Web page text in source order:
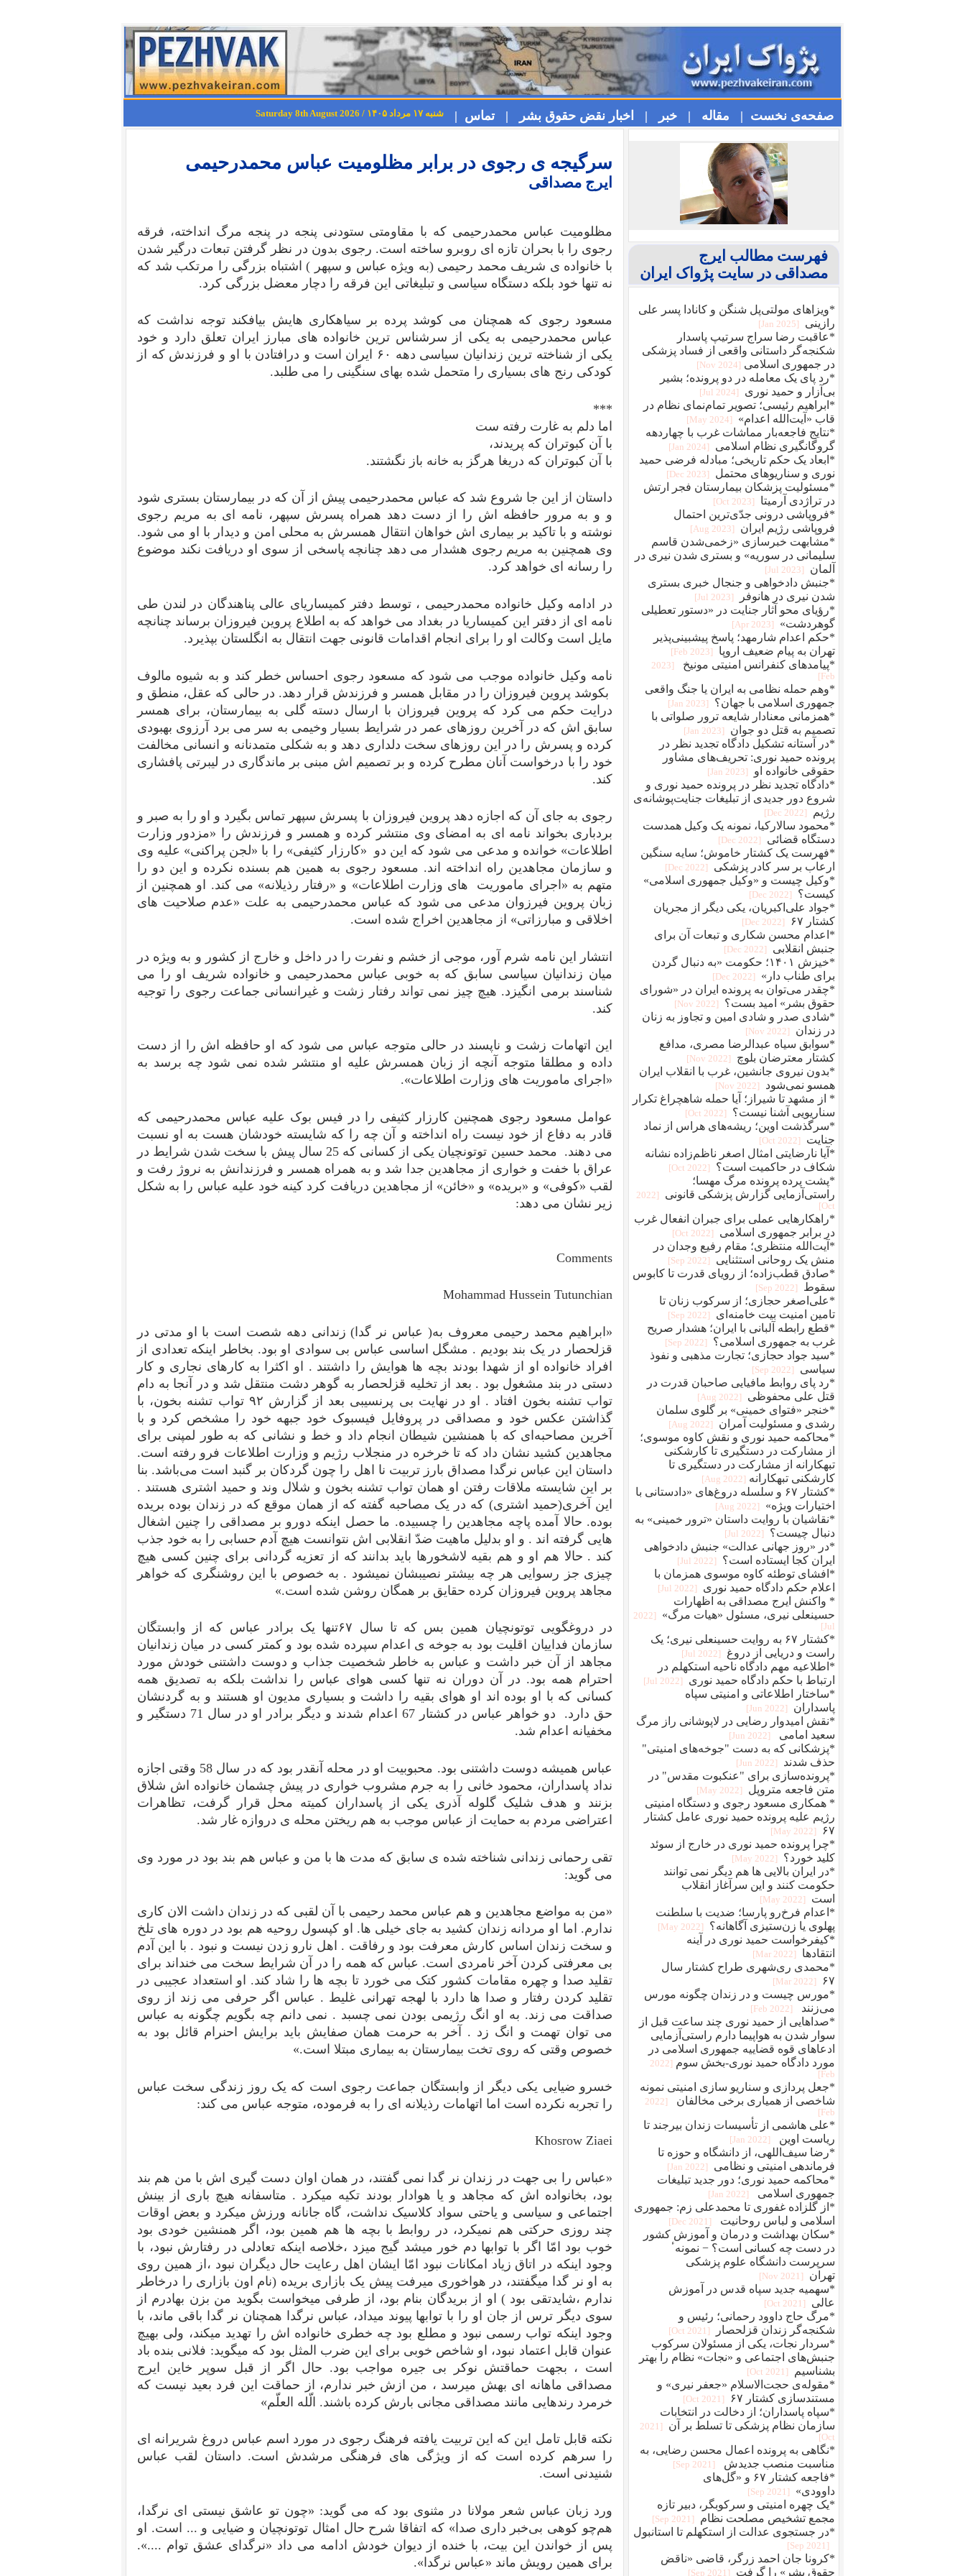
صفحه‌ی نخست | مقاله | خبر | اخبار نقض حقوق بشر | تماس | شنبه ۱۷ مرداد ۱۴۰۵ / Saturday 8th August 2026
سرگیجه ی رجوی در برابر مظلومیت عباس محمدرحیمی
ایرج مصداقی
مظلومیت عباس محمدرحیمی که با مقاومتی ستودنی پنجه در پنجه مرگ انداخته، فرقه
رجوی را با بحران تازه ای روبرو ساخته است. رجوی بدون در نظر گرفتن تبعات درگیر شدن
با خانواده ی شریف محمد رحیمی (به ویژه عباس و سپهر ) اشتباه بزرگی را مرتکب شد که
نه تنها خود بلکه دستگاه سیاسی و تبلیغاتی این فرقه را دچار معضل بزرگی کرد.
مسعود رجوی که همچنان می کوشد پرده بر سیاهکاری هایش بیافکند توجه نداشت که
عباس محمدرحیمی به یکی از سرشناس ترین خانواده های مبارز ایران تعلق دارد و خود
یکی از شناخته ترین زندانیان سیاسی دهه ۶۰ ایران است و درافتادن با او و فرزندش که از
کودکی رنج های بسیاری را متحمل شده بهای سنگینی را می طلبد.
***
اما دلم به غارت رفته ست
با آن کبوتران که پریدند،
با آن کبوتران که دریغا هرگز به خانه باز نگشتند.
داستان از این جا شروع شد که عباس محمدرحیمی پیش از آن که در بیمارستان بستری شود
و و به مرور حافظه اش را از دست دهد همراه پسرش سپهر، نامه ای به مریم رجوی
نوشته و با تاکید بر بیماری اش خواهان انتقال همسرش به محلی امن و دیدار با او می شود.
وی همچنین به مریم رجوی هشدار می دهد چنانچه پاسخی از سوی او دریافت نکند موضوع
را رسانه ای خواهد کرد.
در ادامه وکیل خانواده محمدرحیمی ، توسط دفتر کمیساریای عالی پناهندگان در لندن طی
نامه ای از دفتر این کمیساریا در بغداد می خواهد که به اطلاع پروین فیروزان برساند چنانچه
مایل است وکالت او را برای انجام اقدامات قانونی جهت انتقال به انگلستان بپذیرد.
نامه وکیل خانواده موجب می شود که مسعود رجوی احساس خطر کند و به شیوه مالوف
بکوشد پروین فیروزان را در مقابل همسر و فرزندش قرار دهد. در حالی که عقل، منطق و
درایت حکم می کرد که پروین فیروزان با ارسال دسته گلی به بیمارستان، برای همسر
سابق اش که در آخرین روزهای عمر در شرایط بسیار وخیمی به سر می برد آرزوی بهبودی
کرده و پسرش را در این روزهای سخت دلداری دهد و به شکلی متمدنانه و انسانی مخالفت
خود را با درخواست آنان مطرح کرده و بر تصمیم اش مبنی بر ماندگاری در لیبرتی پافشاری
کند.
رجوی به جای آن که اجازه دهد پروین فیروزان با پسرش سپهر تماس بگیرد و او را به صبر و
بردباری بخواند نامه ای به امضای وی منتشر کرده و همسر و فرزندش را «مزدور وزارت
اطلاعات» خوانده و مدعی می شود که این دو «کارزار کثیفی» را با «لجن پراکنی» علیه وی
و سازمان مجاهدین راه انداخته اند. مسعود رجوی به همین هم بسنده نکرده و این دو را
متهم به «اجرای ماموریت های وزارت اطلاعات» و «رفتار رذیلانه» می کند. او همچنین از
زبان پروین فیرزوان مدعی می شود که عباس محمدرحیمی به علت «عدم صلاحیت های
اخلاقی و مبارزاتی» از مجاهدین اخراج شده است.
انتشار این نامه شرم آور، موجی از خشم و نفرت را در داخل و خارج از کشور و به ویژه در
میان زندانیان سیاسی سابق که به خوبی عباس محمدرحیمی و خانواده شریف او را می
شناسند برمی انگیزد. هیچ چیز نمی تواند رفتار زشت و غیرانسانی جماعت رجوی را توجیه
کند.
این اتهامات زشت و ناپسند در حالی متوجه عباس می شود که او حافظه اش را از دست
داده و مطلقا متوجه آنچه از زبان همسرش علیه او منتشر شده نمی شود چه برسد به
«اجرای ماموریت های وزارت اطلاعات».
عوامل مسعود رجوی همچنین کارزار کثیفی را در فیس بوک علیه عباس محمدرحیمی که
قادر به دفاع از خود نیست راه انداخته و آن چه را که شایسته خودشان هست به او نسبت
می دهند. محمد حسین توتونچیان یکی از کسانی که 25 سال پیش با سخت شدن شرایط در
عراق با خفت و خواری از مجاهدین جدا شد و به همراه همسر و فرزندانش به نروژ رفت و
لقب «کوفی» و «بریده» و «خائن» از مجاهدین دریافت کرد کینه خود علیه عباس را به شکل
زیر نشان می دهد:
Comments
Mohammad Hussein Tutunchian
«ابراهیم محمد رحیمی معروف به( عباس نر گدا) زندانی دهه شصت است با او مدتی‌ در
قزلحصار در یک بند بودیم . مشگل اساسی‌ عباس بی‌ سوادی او بود. بخاطر اینکه تعدادی از
افراد خانواده او از شهدا بودند بچه ها هوایش را داشتند . او اکثرا به کارهای نجاری و کار
دستی‌ در بند مشغول بود . بعد از تخلیه قزلحصار به گوهر دشت منتقل شد و در آنجا به دام
تواب تشنه بخون افتاد . او در نهایت بی‌ پرنسیبی بعد از گزارش ۹۲ تواب تشنه‌ بخون، با
گذاشتن عکس خود و مصداقی در پروفایل فیسبوک خود جبهه خود را مشخص کرد و با
آخرین مصاحبه‌ای که با همنشین شیطا‌ن انجام داد و خط و نشانی که به طور لمپنی برای
مجاهدین کشید نشان داد که تا خرخره در منجلاب رژیم و وزارت اطلاعات فرو رفته است.
داستان این عباس نرگدا مصداق بارز تربیت نا اهل را چون گردکان بر گنبد است می‌باشد. بنا
بر این شایسته ملاقات رفتن او همان تواب تشنه بخون و شلال وند و حمید اشتری هستند .
این آخری(حمید اشتری) که در یک مصاحبه گفته که از همان موقع که در زندان بوده بریده
بوده. حالا آمده پاچه مجاهدین را چسبیده. ما حصل اینکه دورو بر مصداقی را چنین اشغال
هایی‌ گرفته اند . و او بدلیل ماهیت ضدّ انقلابی اش نتوانست هیچ آدم حسابی‌ را به خود جذب
کند . حالا هم او و هم بقیه لاشخورها باید بدانند که از تعزیه گردانی برای چنین کسی‌ هیچ
چیزی جز رسوایی هر چه بیشتر نصیبشان نمیشود . به خصوص با این روشنگری که خواهر
مجاهد پروین فیروزان کرده حقایق بر همگان روشن شده است.»
در دروغگویی توتونچیان همین بس که تا سال ۶۷تنها یک برادر عباس که از وابستگان
سازمان فداییان اقلیت بود به جوخه ی اعدام سپرده شده بود و کمتر کسی در میان زندانیان
مجاهد از آن خبر داشت و عباس به خاطر شخصیت جذاب و دوست داشتنی خودش مورد
احترام همه بود. در آن دوران نه تنها کسی هوای عباس را نداشت بلکه به تصدیق همه
کسانی که با او بوده اند او هوای بقیه را داشت و بسیاری مدیون او هستند و به گردنشان
حق دارد. دو خواهر عباس در کشتار 67 اعدام شدند و دیگر برادر او در سال 71 دستگیر و
مخفیانه اعدام شد.
عباس همیشه دوست داشتنی بود. محبوبیت او در محله آنقدر بود که در سال 58 وقتی اجازه
نداد پاسداران، محمود خانی را به جرم مشروب خواری در پیش چشمان خانواده اش شلاق
بزنند و هدف شلیک گلوله آذری یکی از پاسداران کمیته محل قرار گرفت، تظاهرات
اعتراضی مردم به حمایت از عباس موجب به هم ریختن محله ی دروازه غار شد.
تقی رحمانی زندانی شناخته شده ی سابق که مدت ها با من و عباس هم بند بود در مورد وی
می گوید:
«ﻣﻦ ﺑﻪ ﻣﻮﺍﺿﻊ ﻣﺠﺎﻫﺪﯾﻦ ﻭ ﻫﻢ ﻋﺒﺎﺱ ﻣﺤﻤﺪ ﺭﺣﯿﻤﯽ ﺑﺎ ﺁﻥ ﻟﻘﺒﯽ ﮐﻪ ﺩﺭ ﺯﻧﺪﺍﻥ ﺩﺍﺷﺖ ﺍﻻ‌ﻥ ﮐﺎﺭﯼ
ﻧﺪﺍﺭﻡ. ﺍﻣﺎ ﺍﻭ ﻣﺮﺩﺍﻧﻪ ﺯﻧﺪﺍﻥ ﮐﺸﯿﺪ ﺑﻪ ﺟﺎﯼ ﺧﯿﻠﯽ ﻫﺎ. ﺍﻭ ﮐﭙﺴﻮﻝ ﺭﻭﺣﯿﻪ ﻫﻢ ﺑﻮﺩ ﺩﺭ ﺩﻭﺭﻩ ﻫﺎﯼ ﺗﻠﺦ
ﻭ ﺳﺨﺖ ﺯﻧﺪﺍﻥ ﺍﺳﺎﺱ ﮐﺎﺭﺵ ﻣﻌﺮﻓﺖ ﺑﻮﺩ ﻭ ﺭﻓﺎﻗﺖ . ﺍﻫﻞ ﻧﺎﺭﻭ ﺯﺩﻥ ﻧﯿﺴﺖ ﻭ ﻧﺒﻮﺩ . ﺑﺎ ﺍﯾﻦ ﺁﺩﻡ
ﺑﯽ ﻣﻌﺮﻓﺘﯽ ﮐﺮﺩﻥ ﺁﺧﺮ ﻧﺎﻣﺮﺩﯼ ﺍﺳﺖ. ﻋﺒﺎﺱ ﮐﻪ ﻫﻤﻪ ﺭﺍ ﺩﺭ ﺁﻥ ﺷﺮﺍﯾﻂ ﺳﺨﺖ ﻣﯽ ﺧﻨﺪﺍند ﺑﺮﺍﯼ
ﺗﻘﻠﯿﺪ ﺻﺪﺍ ﻭ ﭼﻬﺮﻩ ﻣﻘﺎﻣﺎﺕ ﮐﺸﻮﺭ ﮐﺘﮏ ﻣﯽ ﺧﻮﺭﺩ ﺗﺎ ﺑﭽﻪ ﻫﺎ ﺭﺍ ﺷﺎﺩ ﮐﻨﺪ. ﺍﻭ ﺍﺳﺘﻌﺪﺍﺩ ﻋﺠﯿﺒﯽ ﺩﺭ
ﺗﻘﻠﯿﺪ ﮐﺮﺩﻥ ﺭﻓﺘﺎﺭ ﻭ ﺻﺪﺍ ﻫﺎ ﺩﺍﺭﺩ ﺑﺎ ﻟﻬﺠﻪ ﺗﻬﺮﺍﻧﯽ ﻏﻠﯿﻂ . ﻋﺒﺎﺱ ﺍﮔﺮ ﺣﺮﻓﯽ ﻣﯽ ﺯﻧﺪ ﺍﺯ ﺭﻭﯼ
ﺻﺪﺍﻗﺖ ﻣﯽ ﺯﻧﺪ. ﺑﻪ ﺍﻭ ﺍﻧﮓ ﺭﮊﯾﻤﯽ ﺑﻮﺩﻥ ﻧﻤﯽ ﭼﺴﺒﺪ . ﻧﻤﯽ ﺩﺍﻧﻢ ﭼﻪ ﺑﮕﻮﯾﻢ ﭼﮕﻮﻧﻪ ﺑﻪ ﻋﺒﺎﺱ
ﻣﯽ ﺗﻮﺍﻥ ﺗﻬﻤﺖ ﻭ ﺍﻧﮓ ﺯﺩ . ﺁﺧﺮ ﺑﻪ ﺣﺮﻣﺖ ﻫﻤﺎﻥ ﺻﻔﺎﯾﺶ ﺑﺎﯾﺪ ﺑﺮﺍﯾﺶ ﺍﺣﻨﺮﺍﻡ ﻗﺎﺋﻞ ﺑﻮﺩ ﺑﻪ
ﺧﺼﻮﺹ ﻭﻗﺘﯽ ﮐﻪ ﺭﻭﯼ ﺗﺨﺖ ﺑﯿﻤﺎﺭﺳﺘﺎﻥ ﺑﻪ ﺑﯿﻤﺎﺭﯼ ﻣﺒﺘﻼ‌ ﺍﺳﺖ.»
خسرو ضیایی یکی دیگر از وابستگان جماعت رجوی است که یک روز زندگی سخت عباس
را تجربه نکرده است اما اتهامات رذیلانه ای را به فرموده، متوجه عباس می کند:
Khosrow Ziaei
«عباس را بی جهت در زندان نر گدا نمی گفتند، در همان اوان دست گیری اش با من هم بند
بود، بخانواده اش که مجاهد و یا هوادار بودند تکیه میکرد . متاسفانه هیچ باری از بینش
اجتماعی و سیاسی و یاحتی سواد کلاسیک نداشت، گاه جانانه ورزش میکرد و بعض اوقات
چند روزی حرکتی هم نمیکرد، در روابط با بچه ها هم همین بود، اگر همنشین خودی بود
خوب بود امّا اگر با توابها دم خور میشد گیج میزد ،خلاصه اینکه تعادلی در رفتارش نبود، با
وجود اینکه در اتاق زیاد امکانات نبود امّا ایشان اهل رعایت حال دیگران نبود ،از همین روی
به او نر گدا میگفتند، در هواخوری میرفت پیش یک بازاری بریده (نام اون بازاری را درخاطر
ندارم ،شایدتقی بود ) او از بریدگان بنام بود، از طرفی میخواست بگوید من بزن بهادرم از
سوی دیگر ترس از جان او را با توابها پیوند میداد، عباس نرگدا همچنان نر گدا باقی ماند، با
وجود اینکه تواب رسمی نبود و مطلع بود چه خطری خانواده اش را تهدید میکند، ولی بهیچ
عنوان قابل اعتماد نبود، او شاخص خوبی برای این ضرب المثل بود که میگوید: فلانی بنده باد
است ، بجهت حماقتش نوکر بی جیره مواجب بود. حال اگر از قبل سوپر خاین ایرج
مصداقی ماهانه ای بهش میرسد ، من ازش خبر ندارم، از حماقت این فرد بعید نیست که
خرمرد رندهایی مانند مصداقی مجانی بارش کرده باشند. الّله العلّم»
نکته قابل تامل این که این تربیت یافته فرهنگ رجوی در مورد اسم عباس دروغ شریرانه ای
را سرهم کرده است که از ویژگی های فرهنگی مرشدش است. داستان لقب عباس
شنیدنی است.
ورد زبان عباس شعر مولانا در مثنوی بود که می گوید: «چون تو عاشق نیستی ای نرگدا،
هم‌چو کوهی بی‌خبر داری صدا» که اتفاقا شرح حال امثال توتونچیان و ضیایی و ... است. او
پس از خواندن این بیت، با خنده از دیوان خودش ادامه می داد «نرگدای عشق توام ....».
برای همین رویش ماند «عباس نرگدا».
فهرست مطالب ایرج
مصداقی در سایت پژواک ایران
*ویزا‌های مولتی‌پل شنگن و کانادا پسر علی
رازینی
[2025 Jan]
*عاقبت رضا سراج سرتيپ پاسدار
شکنجه‌گر داستانی واقعی از فساد پزشکی
در جمهوری اسلامی [2024 Nov]
*رد پای یک معامله در دو پرونده؛ بشیر
بی‌آزار و حمید نوری
[2024 Jul]
*ابراهیم رئیسی؛ تصویر تمام‌نمای نظام در
قاب «آیت‌الله اعدام»
[2024 May]
*نتایج فاجعه‌بار مماشات غرب با چهاردهه
گروگانگیری نظام اسلامی
[2024 Jan]
*ابعاد یک حکم تاریخی؛ مبادله فرضی حمید
نوری و سناریوهای محتمل
[2023 Dec]
*مسئولیت پزشکان بیمارستان فجر ارتش
در تراژدی آرمیتا
[2023 Oct]
*فروپاشی درونی جدّی‌ترین احتمال
فروپاشی رژیم ایران
[2023 Aug]
*مشابهت خبرسازی «زخمی‌شدن قاسم
سلیمانی در سوریه» و بستری شدن نیری در
آلمان
[2023 Jul]
*جنبش دادخواهی و جنجال خبری بستری
شدن نیری در هانوفر
[2023 Jul]
*رؤیای محو آثار جنایت در «دستور تعطیلی
گوهردشت»
[2023 Apr]
*حکم اعدام شارمهد؛ پاسخ پیشبینی‌پذیر
تهران به پیام ضعیف اروپا
[2023 Feb]
*پیامدهای کنفرانس امنیتی مونیخ
[2023
Feb]
*وهم حمله نظامی به ایران یا جنگ واقعی
جمهوری اسلامی با جهان؟
[2023 Jan]
*همزمانی معنادار شایعه ترور صلواتی با
تصمیم به قتل دو جوان
[2023 Jan]
*در آستانه تشکیل دادگاه تجدید نظر در
پرونده حمید نوری: تحریف‌های مشاور
حقوقی خانواده او
[2023 Jan]
*دادگاه تجدید نظر در پرونده حمید نوری و
شروع دور جدیدی از تبلیغات جنایت‌پوشانه‌ی
رژیم
[2022 Dec]
*محمود سالارکیا، نمونه یک وکیل همدست
دستگاه قضائی
[2022 Dec]
*فهرست یک کشتار خاموش؛ سایه سنگین
ارعاب بر سر کادر پزشکی
[2022 Dec]
*وکیل چیست و «وکیل جمهوری اسلامی»
کیست؟
[2022 Dec]
*جواد علی‌اکبریان، یکی دیگر از مجریان
کشتار ۶۷
[2022 Dec]
*اعدام محسن شکاری و تبعات آن برای
جنبش انقلابی
[2022 Dec]
*خیزش ۱۴۰۱؛ حکومت «به دنبال گردن
برای طناب دار»
[2022 Dec]
*چقدر می‌توان به پرونده ایران در «شورای
حقوق بشر» امید بست؟
[2022 Nov]
*شادی صدر و شادی امین و تجاوز به زنان
در زندان
[2022 Nov]
*سوابق سیاه عبدالرضا مصری، مدافع
کشتار معترضان بلوچ
[2022 Nov]
*بدون نیروی جانشین، غرب با انقلاب ایران
همسو نمی‌شود
[2022 Nov]
* از مشهد تا شیراز؛ آیا حمله شاهچراغ تکرار
سناریویی آشنا نیست؟
[2022 Oct]
*سرگذشت اوین؛ ریشه‌های هراس از نماد
جنایت
[2022 Oct]
*آیا نارضایتی امثال اصغر ناظم‌زاده نشانه
شکاف در حاکمیت است؟
[2022 Oct]
*پشت پرده پرونده مرگ مهسا؛
راستی‌آزمایی گزارش پزشکی قانونی
[2022
Oct]
*راهکارهایی عملی برای جبران انفعال غرب
در برابر جمهوری اسلامی
[2022 Oct]
*آیت‌الله منتظری؛ مقام رفیع وجدان در
منش یک روحانی استثنایی
[2022 Sep]
*صادق قطب‌زاده؛ از رویای قدرت تا کابوس
سقوط
[2022 Sep]
*علی‌اصغر حجازی؛ از سرکوب زنان تا
تامین امنیت بیت خامنه‌ای
[2022 Sep]
*قطع رابطه آلبانی با ایران؛ هشدار صریح
غرب به جمهوری اسلامی؟
[2022 Sep]
*سید جواد حجازی؛ تجارت مذهبی و نفوذ
سیاسی
[2022 Sep]
*رد پای روابط مافيایی صاحبان قدرت در
قتل علی محفوظی
[2022 Aug]
*خنجر «فتوای خمینی» بر گلوی سلمان
رشدی و مسئولیت آمران
[2022 Aug]
*محاکمه حمید نوری و نقش کاوه موسوی؛
از مشارکت در دستگیری تا کارشکنی
تبهکارانه از مشارکت در دستگیری تا
کارشکنی تبهکارانه [2022 Aug]
*کشتار ۶۷ و سلسله دروغ‌های «دادستانی با
اختیارات ویژه»
[2022 Aug]
*نقاشیان با روایت داستان «ترور خمینی» به
دنبال چیست؟
[2022 Jul]
*در «روز جهانی عدالت» جنبش دادخواهی
ایران کجا ایستاده است؟
[2022 Jul]
*افشای توطئه کاوه موسوی همزمان با
اعلام حکم دادگاه حمید نوری
[2022 Jul]
* واکنش ایرج مصداقی به اظهارات
حسینعلی نیری، مسئول «هیات مرگ»
[2022
Jul]
*کشتار ۶۷ به روایت حسینعلی نیری؛ یک
راست و دریایی از دروغ
[2022 Jul]
*اطلاعیه مهم دادگاه ناحیه استکهلم در
ارتباط با حکم دادگاه حمید نوری
[2022 Jul]
*ساختار اطلاعاتی و امنیتی سپاه
پاسداران
[2022 Jun]
*نقش امیدوار رضایی در لاپوشانی راز مرگ
سعید امامی
[2022 Jun]
*پزشکانی که به دست "جوخه‌های امنیتی"
حذف شدند
[2022 Jun]
*پرونده‌سازی برای "عنکبوت مقدس" در
متن فاجعه متروپل
[2022 May]
* همکاری مسعود رجوی و دستگاه امنیتی
رژیم علیه پرونده حمید نوری عامل کشتار
۶۷
[2022 May]
*چرا پرونده حمید نوری در خارج از سوئد
کلید خورد؟
[2022 May]
*در ایران بالایی ها هم دیگر نمی توانند
حکومت کنند و این سرآغاز انقلاب
است
[2022 May]
*اعدام فرخ‌رو پارسا؛ ضديت با سلطنت
پهلوی يا زن‌ستيزی آگاهانه؟
[2022 May]
*کیفرخواست حمید نوری در آینه
انتقادها
[2022 Mar]
*محمدی‌ ری‌شهری طراح کشتار سال
۶۷
[2022 Mar]
*مورس چیست و در زندان چگونه مورس
می‌زنند
[2022 Feb]
*صداهایی از حمید نوری چند ساعت قبل از
سوار شدن به هواپیما دارم راستی‌آزمایی
ادعاهای قوه قضاییه جمهوری اسلامی در
مورد دادگاه حمید نوری-بخش سوم
[2022
Feb]
*جعل پردازی و سناريو سازی امنيتی نمونه
شاخصی از همياری برخی مخالفان
[2022
Feb]
*علی هاشمی از تأسیسات زندان بیرجند تا
ریاست اوین
[2022 Jan]
*رضا سیف‌اللهی، از دانشگاه و حوزه تا
فرماندهی امنیتی و نظامی
[2022 Jan]
*محاکمه حميد نوری؛ دور جديد تبلیغات
جمهوری اسلامی
[2022 Jan]
*از گلزاده غفوری تا محمدعلی زم: جمهوری
اسلامی و لباس روحانیت
[2021 Dec]
*سکان بهداشت و درمان و آموزش کشور
در دست چه کسانی است؟ − نمونهٴ
سرپرست دانشگاه علوم پزشکی
تهران
[2021 Nov]
*سهمیه جدید سپاه قدس در آموزش
عالی
[2021 Oct]
*مرگ حاج داوود رحمانی؛ رئیس و
شکنجه‌گر زندان قزلحصار
[2021 Oct]
*سردار نجات، یکی از مسئولان سرکوب
جنبش‌های اجتماعی و «نجات» نظام را بهتر
بشناسیم
[2021 Oct]
*مقوله‌ی حجت‌الاسلام «جعفر نیری» و
مستند‌سازی کشتار ۶۷
[2021 Oct]
*سپاه پاسداران؛ از دخالت در انتخابات
سازمان نظام پزشکی تا تسلط بر آن
[2021
Oct]
*نگاهی به پرونده اعمال محسن رضایی، به
مناسبت منصب جدیدش
[2021 Sep]
*فاجعه کشتار ۶۷ و «گل‌های
داوودی»
[2021 Sep]
*یک چهره‌‌ امنیتی و سرکوبگر، دبیر تازه
مجمع تشخیص مصلحت نظام
[2021 Sep]
*در جستجوی عدالت از استکهلم تا استانبول
[2021 Sep]
*کرونا جان احمد زرگر، قاضی «ناقض
حقوق بشر» را گرفت
[2021 Sep]